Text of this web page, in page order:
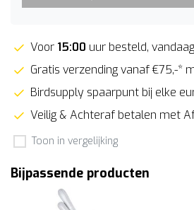
Voor 15:00 uur besteld,
Gratis verzending vanaf €75,-*
Birdsupply spaarpunt bij elke
Veilig & Achteraf betalen met
Toon in vergelijking
Bijpassende producten